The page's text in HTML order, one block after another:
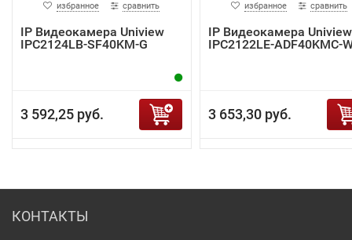
избранное сравнить
IP Видеокамера Uniview
IPC2124LB-SF40KM-G
3 592,25 руб.
избранное сравнить
IP Видеокамера Uniview
IPC2122LE-ADF40KMC-
3 653,30 руб.
КОНТАКТЫ